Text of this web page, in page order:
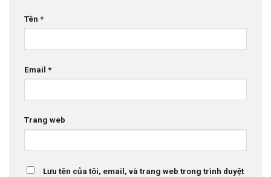
Tên *
Email *
Trang web
Lưu tên của tôi, email, và trang web trong trình duyệt